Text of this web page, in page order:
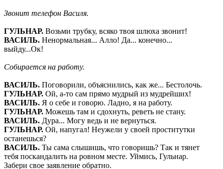
Звонит телефон Василя.
ГУЛЬНАР. Возьми трубку, всяко твоя шлюха звонит!
ВАСИЛЬ. Ненормальная... Алло! Да... конечно...
выйду...Ок!
Собирается на работу.
ВАСИЛЬ. Поговорили, объяснились, как же... Бестолочь.
ГУЛЬНАР. Ой, а-то сам прямо мудрый из мудрейших!
ВАСИЛЬ. Я о себе и говорю. Ладно, я на работу.
ГУЛЬНАР. Можешь там и сдохнуть, реветь не стану.
ВАСИЛЬ. Дура... Могу ведь и не вернуться.
ГУЛЬНАР. Ой, напугал! Неужели у своей проститутки
останешься?
ВАСИЛЬ. Ты сама слышишь, что говоришь? Так и тянет
тебя поскандалить на ровном месте. Уймись, Гульнар.
Забери свое заявление обратно.